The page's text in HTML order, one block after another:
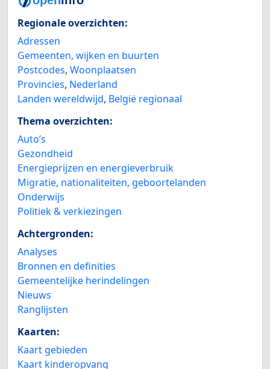
Regionale overzichten:
Adressen
Gemeenten, wijken en buurten
Postcodes, Woonplaatsen
Provincies, Nederland
Landen wereldwijd, België regionaal
Thema overzichten:
Auto’s
Gezondheid
Energieprijzen en energieverbruik
Migratie, nationaliteiten, geboortelanden
Onderwijs
Politiek & verkiezingen
Achtergronden:
Analyses
Bronnen en definities
Gemeentelijke herindelingen
Nieuws
Ranglijsten
Kaarten:
Kaart gebieden
Kaart kinderopvang